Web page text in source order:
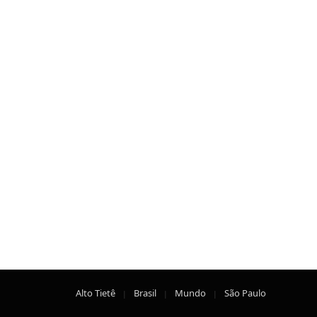
Alto Tietê Brasil Mundo São Paulo